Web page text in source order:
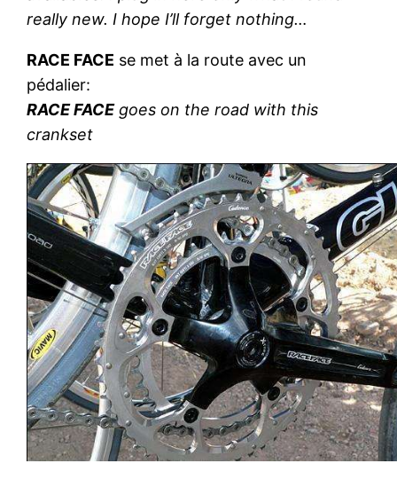
really new. I hope I’ll forget nothing…
RACE FACE se met à la route avec un
pédalier:
RACE FACEgoes on the road with this
crankset